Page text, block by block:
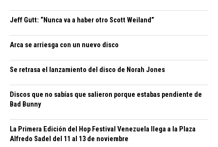
Jeff Gutt: “Nunca va a haber otro Scott Weiland”
Arca se arriesga con un nuevo disco
Se retrasa el lanzamiento del disco de Norah Jones
Discos que no sabías que salieron porque estabas pendiente de
Bad Bunny
La Primera Edición del Hop Festival Venezuela llega a la Plaza
Alfredo Sadel del 11 al 13 de noviembre